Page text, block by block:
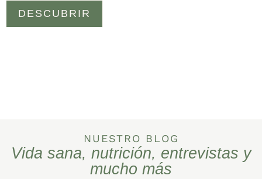
DESCUBRIR
NUESTRO BLOG
Vida sana, nutrición, entrevistas y
mucho más